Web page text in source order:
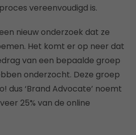
vereenvoudigd is.
nieuw onderzoek dat ze
Het komt er op neer dat
van een bepaalde groep
onderzocht. Deze groep
dus ‘Brand Advocate’ noemt
25% van de online